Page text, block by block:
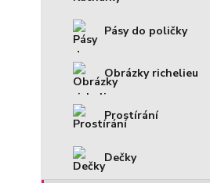
Pásy do poličky
Obrázky richelieu
Prostírání
Dečky